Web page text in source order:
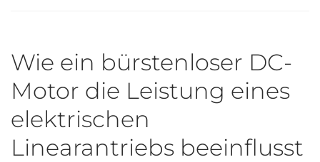
Wie ein bürstenloser DC-
Motor die Leistung eines
elektrischen
Linearantriebs beeinflusst